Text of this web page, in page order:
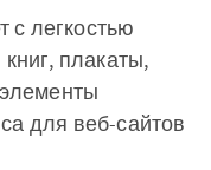
с легкостью
плакаты,
для веб-сайтов